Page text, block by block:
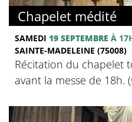
Chapelet médité
SAMEDI 19 SEPTEMBRE À
SAINTE-MADELEINE (75008)
Récitation du chapelet
avant la messe de 18h.